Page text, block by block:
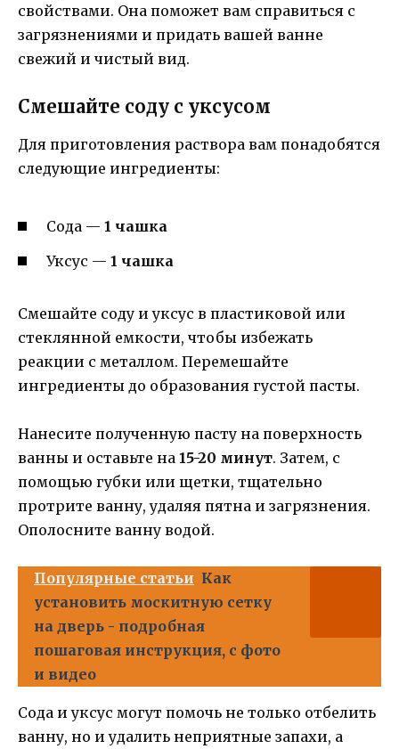
свойствами. Она поможет вам справиться с
загрязнениями и придать вашей ванне
свежий и чистый вид.
Смешайте соду с уксусом
Для приготовления раствора вам понадобятся
следующие ингредиенты:
Сода — 1 чашка
Уксус — 1 чашка
Смешайте соду и уксус в пластиковой или
стеклянной емкости, чтобы избежать
реакции с металлом. Перемешайте
ингредиенты до образования густой пасты.
Нанесите полученную пасту на поверхность
ванны и оставьте на 15-20 минут. Затем, с
помощью губки или щетки, тщательно
протрите ванну, удаляя пятна и загрязнения.
Ополосните ванну водой.
Популярные статьи Как
установить москитную сетку
на дверь - подробная
пошаговая инструкция, с фото
и видео
Сода и уксус могут помочь не только отбелить
ванну, но и удалить неприятные запахи, а